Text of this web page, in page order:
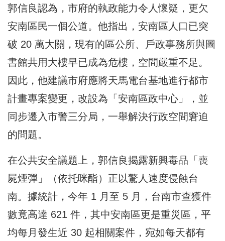
郭信良認為，市府的執政能力令人懷疑，更欠
安南區民一個公道。他指出，安南區人口已突
破 20 萬大關，現有的區公所、戶政事務所與圖
書館共用大樓早已成為危樓，空間嚴重不足。
因此，他建議市府應將天馬電台基地進行都市
計畫專案變更，改設為「安南區政中心」，並
同步遷入市警三分局，一舉解決行政空間窘迫
的問題。
在公共安全議題上，郭信良揭露新興毒品「喪
屍煙彈」（依托咪酯）正以驚人速度侵蝕台
南。據統計，今年 1 月至 5 月，台南市查獲件
數竟高達 621 件，其中安南區更是重災區，平
均每月發生近 30 起相關案件，宛如每天都有